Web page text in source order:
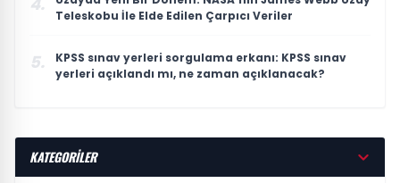
Teleskobu İle Elde Edilen Çarpıcı Veriler
5.
KPSS sınav yerleri sorgulama erkanı: KPSS sınav
yerleri açıklandı mı, ne zaman açıklanacak?
KATEGORİLER